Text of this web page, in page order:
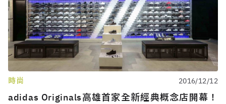
時尚 2016/12/12
adidas Originals高雄首家全新經典概念店開幕！